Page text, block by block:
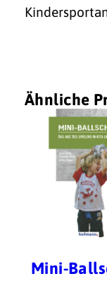
Ähnliche
Mini-